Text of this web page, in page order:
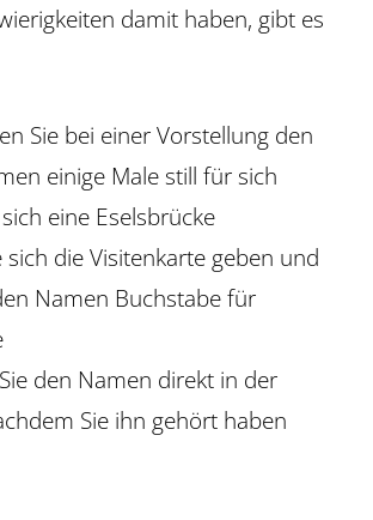
damit haben, gibt es
Sie bei einer Vorstellung den
einige Male still für sich
eine Eselsbrücke
sich die Visitenkarte geben und
Namen Buchstabe für
den Namen direkt in der
Sie ihn gehört haben